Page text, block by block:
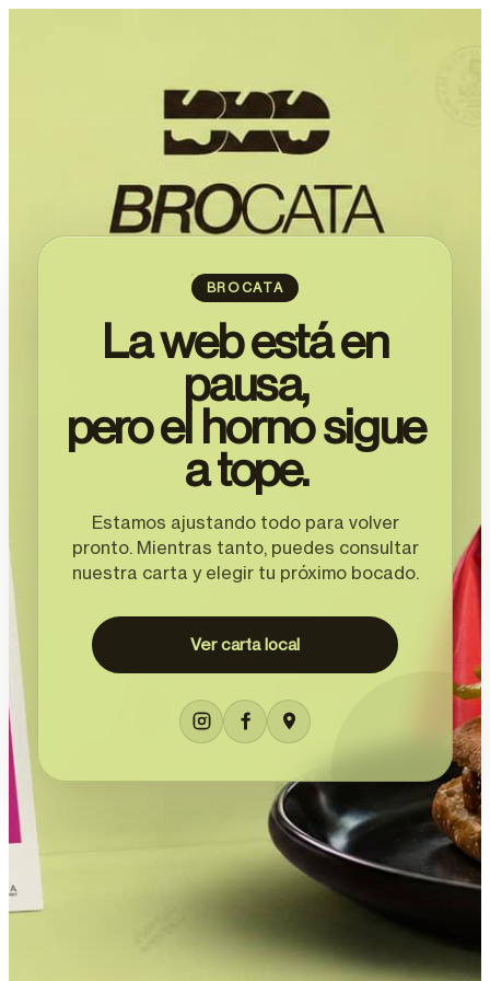
BROCATA
La web está en
pausa,
pero el horno sigue
a tope.
Estamos ajustando todo para volver
pronto. Mientras tanto, puedes consultar
nuestra carta y elegir tu próximo bocado.
Ver carta local